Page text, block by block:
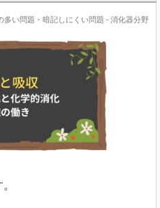
多い問題・暗記しにくい問題 - 消化器分野